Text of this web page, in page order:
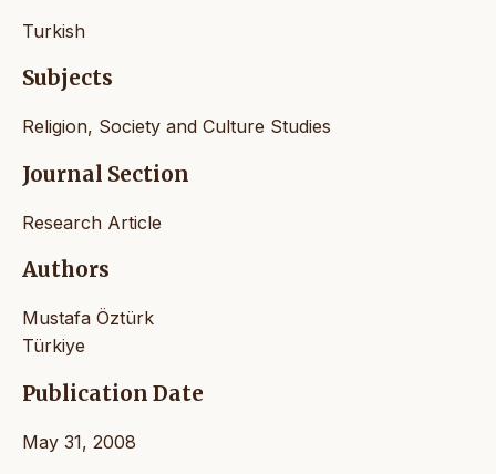
Turkish
Subjects
Religion, Society and Culture Studies
Journal Section
Research Article
Authors
Mustafa Öztürk
Türkiye
Publication Date
May 31, 2008